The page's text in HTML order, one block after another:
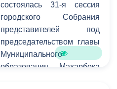
состоялась 31-я сессия
городского Собрания
представителей под
председательством главы
Муниципального
образования Махарбека